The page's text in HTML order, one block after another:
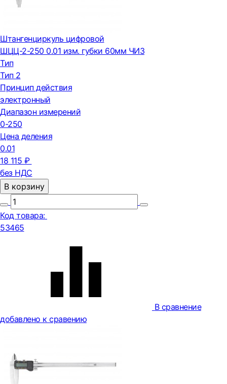
Штангенциркуль цифровой
ШЦЦ-2-250 0.01 изм. губки 60мм ЧИЗ
Тип
Тип 2
Принцип действия
электронный
Диапазон измерений
0-250
Цена деления
0.01
18 115 ₽
без НДС
В корзину
Код товара:
53465
В сравнение
добавлено к сравению